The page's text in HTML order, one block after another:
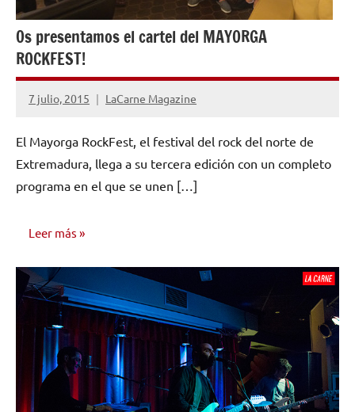
Os presentamos el cartel del MAYORGA
ROCKFEST!
7 julio, 2015 LaCarne Magazine
No
comentarios
El Mayorga RockFest, el festival del rock del norte de
Extremadura, llega a su tercera edición con un completo
programa en el que se unen […]
Leer más
NOTICIAS